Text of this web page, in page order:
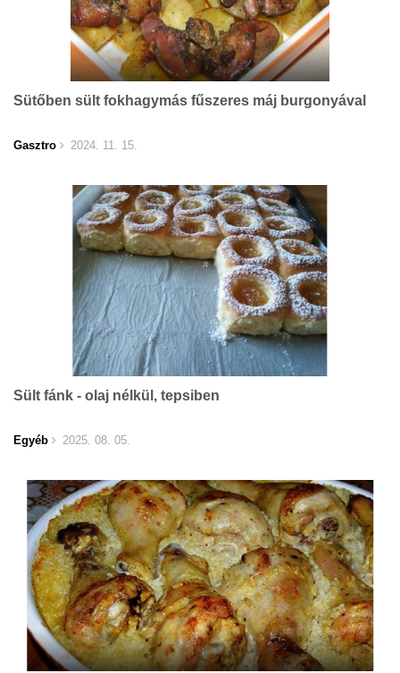
Sütőben sült fokhagymás fűszeres máj burgonyával
Gasztro 2024. 11. 15.
Sült fánk - olaj nélkül, tepsiben
Egyéb 2025. 08. 05.